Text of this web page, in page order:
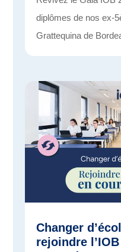
diplômes de nos ex-
Grattequina de
Changer
rejoindre